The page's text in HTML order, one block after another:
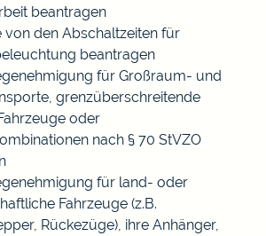
beantragen
von den Abschaltzeiten für
beantragen
für Großraum- und
grenzüberschreitende
oder
nach § 70 StVZO
für land- oder
Fahrzeuge (z.B.
Rückezüge), ihre Anhänger,